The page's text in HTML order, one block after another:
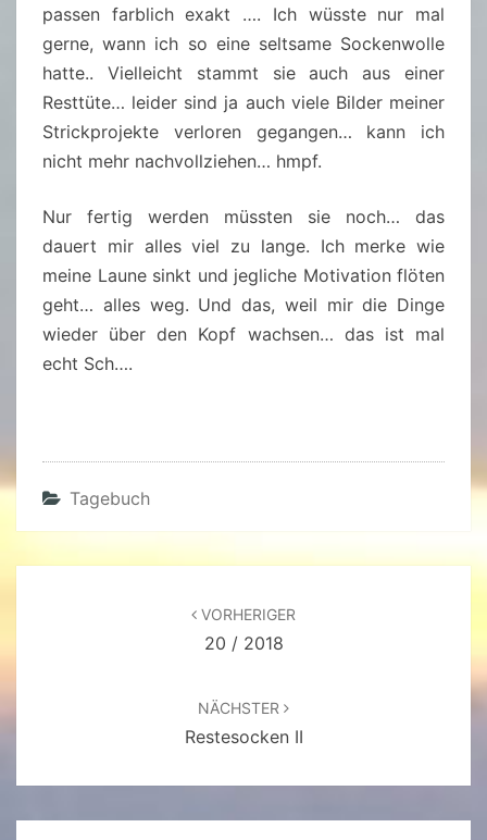
passen farblich exakt …. Ich wüsste nur mal
gerne, wann ich so eine seltsame Sockenwolle
hatte.. Vielleicht stammt sie auch aus einer
Resttüte… leider sind ja auch viele Bilder meiner
Strickprojekte verloren gegangen… kann ich
nicht mehr nachvollziehen… hmpf.
Nur fertig werden müssten sie noch… das
dauert mir alles viel zu lange. Ich merke wie
meine Laune sinkt und jegliche Motivation flöten
geht… alles weg. Und das, weil mir die Dinge
wieder über den Kopf wachsen… das ist mal
echt Sch….
Tagebuch
VORHERIGER
20 / 2018
NÄCHSTER
Restesocken II